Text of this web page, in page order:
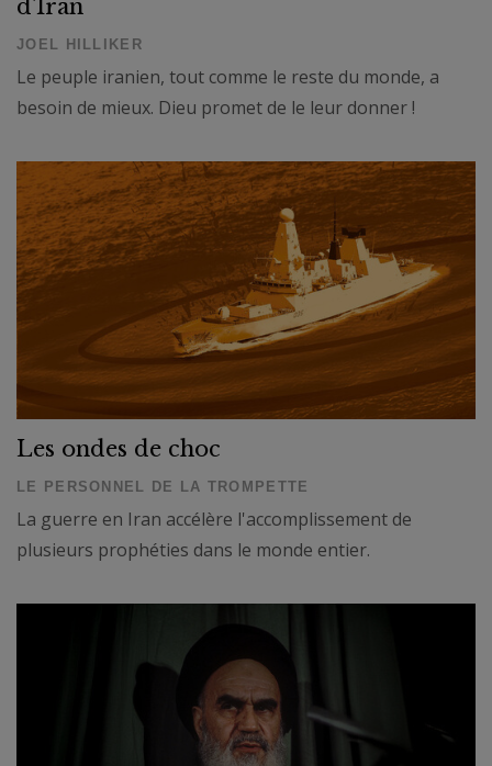
d'Iran
JOEL HILLIKER
Le peuple iranien, tout comme le reste du monde, a
besoin de mieux. Dieu promet de le leur donner !
Les ondes de choc
LE PERSONNEL DE LA TROMPETTE
La guerre en Iran accélère l'accomplissement de
plusieurs prophéties dans le monde entier.